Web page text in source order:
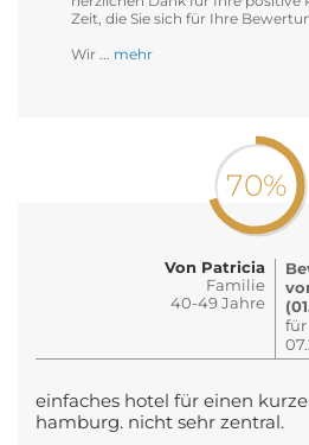
Zeit, die Sie sich für Ihre
Wir ... mehr
70%
Von Patricia
Familie
40-49 Jahre
für
einfaches hotel für einen
hamburg. nicht sehr zentral.